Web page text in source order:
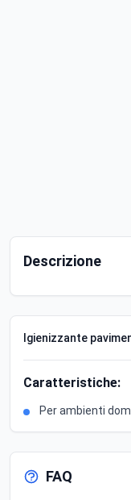
Descrizione
Igienizzante
Caratteristiche:
Per ambienti
FAQ